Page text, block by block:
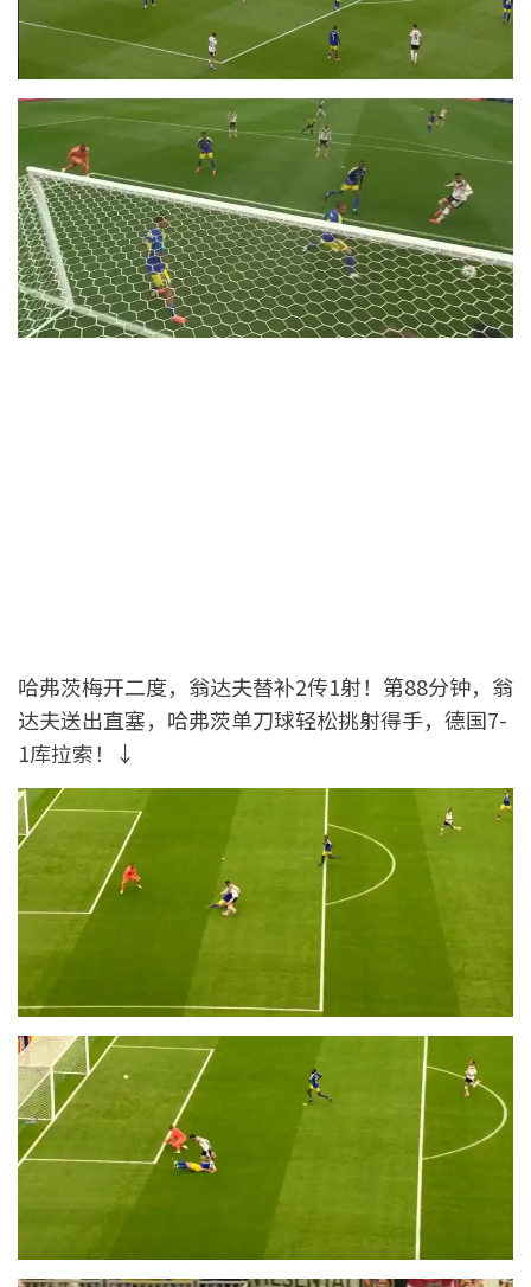
哈弗茨梅开二度，翁达夫替补2传1射！第88分钟，翁
达夫送出直塞，哈弗茨单刀球轻松挑射得手，德国7-
1库拉索！↓